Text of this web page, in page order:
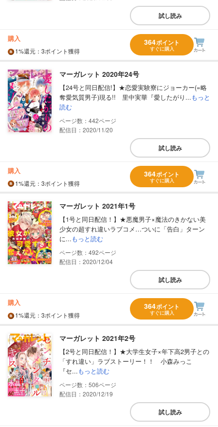
試し読み
購入
1%還元 ：3ポイント獲得
364ポイント
すぐに購入
マーガレット 2020年24号
【24号と同日配信!】★恋愛実験寮にジョーカー(=略
奪愛気質男子)現る!! 里中実華『愛したがり...もっと
読む
442
配信日：2020/11/20
試し読み
購入
1%還元 ：3ポイント獲得
364ポイント
すぐに購入
マーガレット 2021年1号
【1号と同日配信！】★悪魔男子×魔法のきかない美
少女の超すれ違いラブコメ…ついに「告白」ターン
に...もっと読む
492
配信日：2020/12/04
試し読み
購入
1%還元 ：3ポイント獲得
364ポイント
すぐに購入
マーガレット 2021年2号
【2号と同日配信！】★大学生女子×年下高2男子との
「すれ違い」ラブストーリー！！ 小森みっこ
『セ...もっと読む
506
配信日：2020/12/19
試し読み